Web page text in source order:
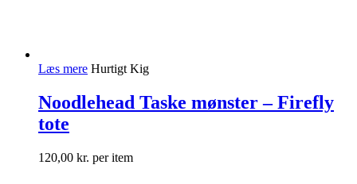
Læs mere Hurtigt Kig
Noodlehead Taske mønster – Firefly
tote
120,00 kr. per item